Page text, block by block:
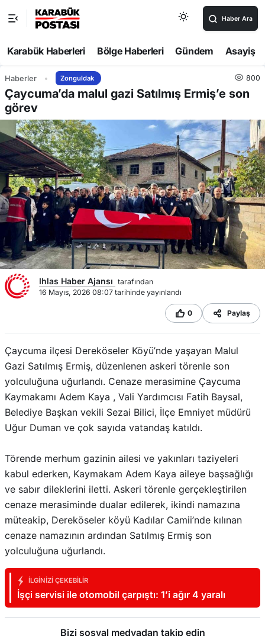
Haber Ara
Karabük Haberleri Bölge Haberleri Gündem Asayiş
Haberler Zonguldak 800
Çaycuma’da malul gazi Satılmış Ermiş’e son
görev
Ihlas Haber Ajansı tarafından
16 Mayıs, 2026 08:07 tarihinde yayınlandı
0 Paylaş
Çaycuma ilçesi Dereköseler Köyü’nde yaşayan Malul
Gazi Satılmış Ermiş, düzenlenen askeri törenle son
yolculuğuna uğurlandı. Cenaze merasimine Çaycuma
Kaymakamı Adem Kaya , Vali Yardımcısı Fatih Baysal,
Belediye Başkan vekili Sezai Bilici, İlçe Emniyet müdürü
Uğur Duman ve çok sayıda vatandaş katıldı.
Törende merhum gazinin ailesi ve yakınları taziyeleri
kabul ederken, Kaymakam Adem Kaya aileye başsağlığı
ve sabır dileklerini iletti. Askeri törenle gerçekleştirilen
cenaze merasiminde dualar edilerek, ikindi namazına
müteakip, Dereköseler köyü Kadılar Camii’nde kılınan
cenaze namazının ardından Satılmış Ermiş son
yolculuğuna uğurlandı.
İLGINIZI ÇEKEBILIR
İşçi servisi ile otomobil çarpıştı: 1’i ağır 4 yaralı
Bizi sosyal medyadan takip edin